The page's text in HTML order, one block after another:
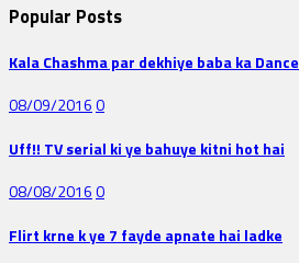
Popular Posts
Kala Chashma par dekhiye baba ka Dance
08/09/20160
Uff!! TV serial ki ye bahuye kitni hot hai
08/08/20160
Flirt krne k ye 7 fayde apnate hai ladke